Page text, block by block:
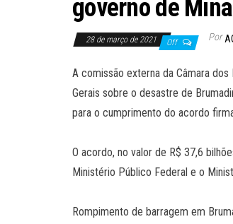
governo de
28 de março de 2021 Off Por
A comissão externa da Câmara
Gerais sobre o desastre de
para o cumprimento do acordo
O acordo, no valor de R$ 37,6
Ministério Público Federal e o
Rompimento de barragem em